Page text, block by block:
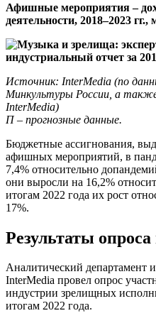
Афишные мероприятия –
деятельности, 2018–2023 гг.,
Источник: InterMedia (по
Минкультуры России, а
InterMedia)
П – прогнозные данные.
Бюджетные ассигнования,
афишных мероприятий, в
7,4% относительно
они выросли на 16,2%
итогам 2022 года их рост
17%.
Результаты
Аналитический департамент
InterMedia провел опрос
индустрии зрелищных
итогам 2022 года.